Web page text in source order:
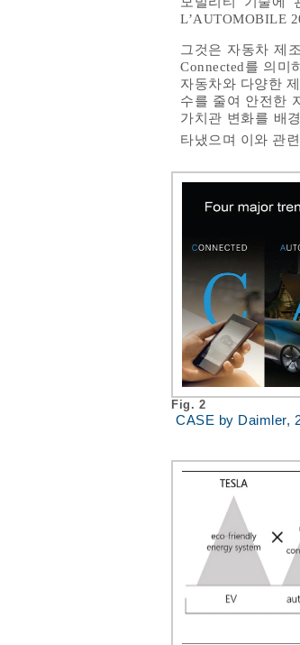
L’AUTOMOBILE
그것은 자동차 제
Connected를 의미
자동차와 다양한
수를 줄여 안전한
가치관 변화를 배
타냈으며 이와 관
Fig. 2
CASE by Daimler,